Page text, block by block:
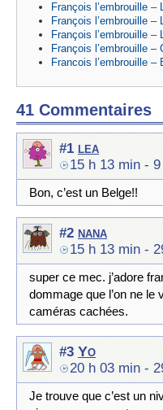
François l’embrouille –
François l’embrouille –
François l’embrouille –
François l’embrouille
Francois l’embrouille –
41 Commentaires
#1 lea
15 h 13 min - 9
Bon, c’est un Belge!!
#2 nana
15 h 13 min -
super ce mec. j’adore
dommage que l’on ne le
caméras cachées.
#3 Yo
20 h 03 min -
Je trouve que c’est un